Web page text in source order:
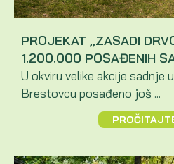
PROJEKAT „ZASADI
1.200.000 POSAĐENIH
U okviru velike akcije sadnje
Brestovcu posađeno još ...